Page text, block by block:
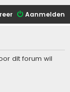
Aanmelden
dit forum wil